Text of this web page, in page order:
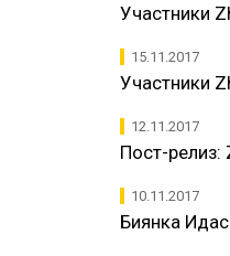
​Участники
15.11.2017
Участники
12.11.2017
Пост-релиз:
10.11.2017
Биянка